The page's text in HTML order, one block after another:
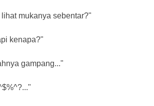
mukanya sebentar?"
kenapa?"
gampang..."